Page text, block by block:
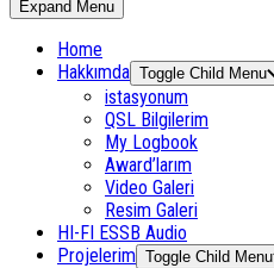
Expand Menu
Home
Hakkımda Toggle Child Menu
istasyonum
QSL Bilgilerim
My Logbook
Award’larım
Video Galeri
Resim Galeri
HI-FI ESSB Audio
Projelerim Toggle Child Menu